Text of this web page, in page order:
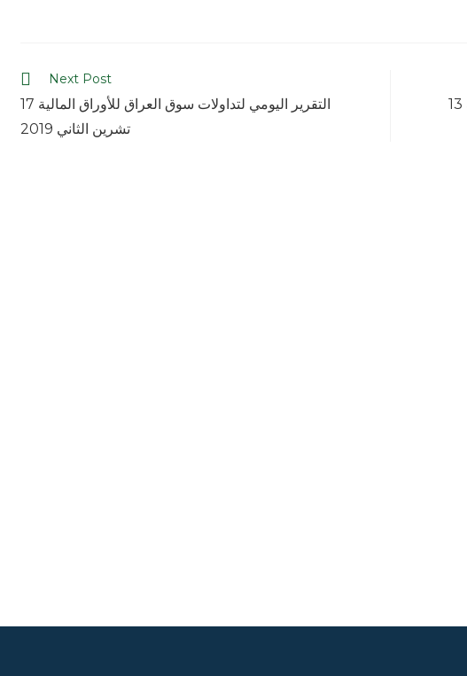
التقرير اليومي لتداولات سوق العراق للأوراق المالية 13
Next Post
التقرير اليومي لتداولات سوق العراق للأوراق المالية 17
تشرين الثاني 2019